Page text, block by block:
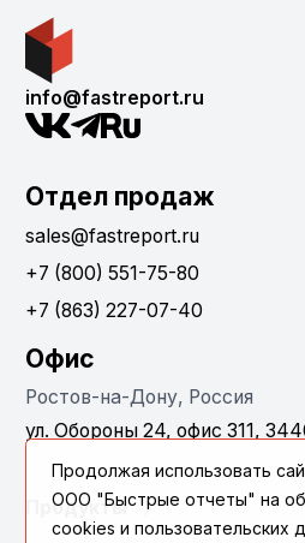
info@fastreport.ru
Отдел продаж
sales@fastreport.ru
+7 (800) 551-75-80
+7 (863) 227-07-40
Офис
Ростов-на-Дону, Россия
ул. Обороны 24, офис 311,
Продукты
Продолжая использовать
ООО "Быстрые отчеты" на
cookies и пользовательских